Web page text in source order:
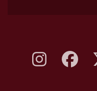
Instagram, abre